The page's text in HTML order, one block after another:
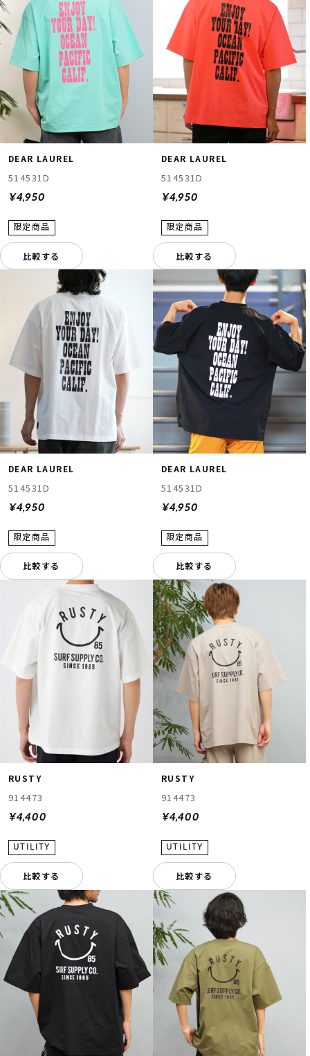
DEAR LAUREL
514531D
¥4,950
比較する
DEAR LAUREL
514531D
¥4,950
比較する
DEAR LAUREL
514531D
¥4,950
比較する
DEAR LAUREL
514531D
¥4,950
比較する
RUSTY
914473
¥4,400
比較する
RUSTY
914473
¥4,400
比較する